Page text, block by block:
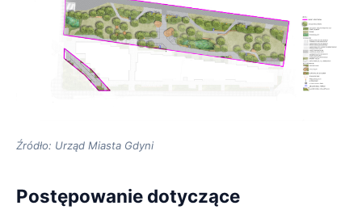
Źródło: Urząd Miasta Gdyni
Postępowanie dotyczące